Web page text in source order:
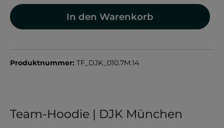
In den Warenkorb
Produktnummer: TF_DJK_010.7M.14
Team-Hoodie | DJK München